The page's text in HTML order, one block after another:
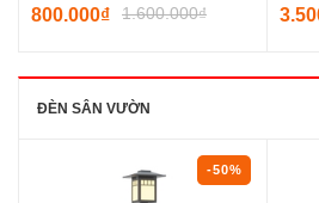
800.000₫ 1.600.000₫
ĐÈN SÂN VƯỜN
-50%